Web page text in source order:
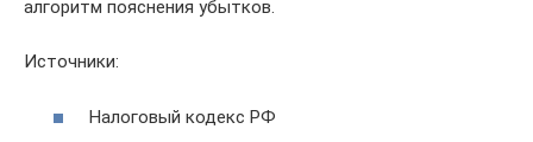
алгоритм пояснения убытков.
Источники:
Налоговый кодекс РФ